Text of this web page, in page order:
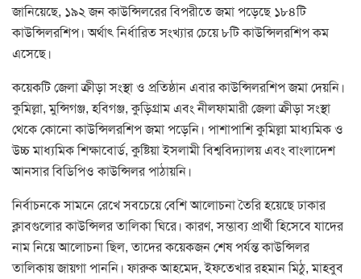
জানিয়েছে, ১৯২ জন কাউন্সিলরের বিপরীতে জমা পড়েছে ১৮৪টি
কাউন্সিলরশিপ। অর্থাৎ নির্ধারিত সংখ্যার চেয়ে ৮টি কাউন্সিলরশিপ কম
এসেছে।
কয়েকটি জেলা ক্রীড়া সংস্থা ও প্রতিষ্ঠান এবার কাউন্সিলরশিপ জমা দেয়নি।
কুমিল্লা, মুন্সিগঞ্জ, হবিগঞ্জ, কুড়িগ্রাম এবং নীলফামারী জেলা ক্রীড়া সংস্থা
থেকে কোনো কাউন্সিলরশিপ জমা পড়েনি। পাশাপাশি কুমিল্লা মাধ্যমিক ও
উচ্চ মাধ্যমিক শিক্ষাবোর্ড, কুষ্টিয়া ইসলামী বিশ্ববিদ্যালয় এবং বাংলাদেশ
আনসার বিডিপিও কাউন্সিলর পাঠায়নি।
নির্বাচনকে সামনে রেখে সবচেয়ে বেশি আলোচনা তৈরি হয়েছে ঢাকার
ক্লাবগুলোর কাউন্সিলর তালিকা ঘিরে। কারণ, সম্ভাব্য প্রার্থী হিসেবে যাদের
নাম নিয়ে আলোচনা ছিল, তাদের কয়েকজন শেষ পর্যন্ত কাউন্সিলর
তালিকায় জায়গা পাননি। ফারুক আহমেদ, ইফতেখার রহমান মিঠু, মাহবুব